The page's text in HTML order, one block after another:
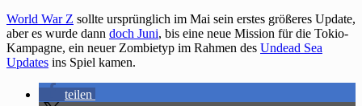
World War Z sollte ursprünglich im Mai sein erstes größeres Update,
aber es wurde dann doch Juni, bis eine neue Mission für die Tokio-
Kampagne, ein neuer Zombietyp im Rahmen des Undead Sea
Updates ins Spiel kamen.
teilen